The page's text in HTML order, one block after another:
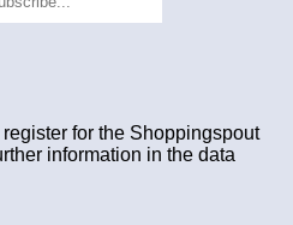
register for the Shoppingspout
information in the data